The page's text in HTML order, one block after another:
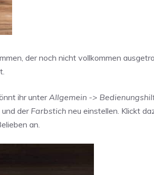
der noch nicht vollkommen
ihr unterAllgemein ->
der Farbstich neu einstellen. Klickt
an.